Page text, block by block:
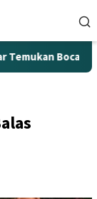
Bocah